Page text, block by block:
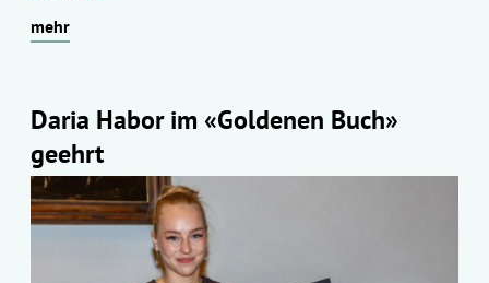
mehr
Daria Habor im «Goldenen Buch»
geehrt